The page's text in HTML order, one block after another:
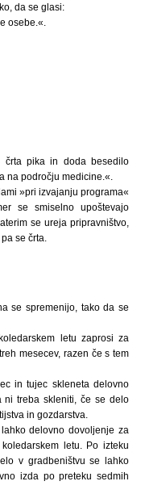
da se glasi:
osebe.«.
črta pika in doda besedilo
na področju medicine.«.
»pri izvajanju programa«
se smiselno upoštevajo
se ureja pripravništvo,
se črta.
se spremenijo, tako da se
letu zaprosi za
mesecev, razen če s tem
in tujec skleneta delovno
ni treba skleniti, če se delo
in gozdarstva.
delovno dovoljenje za
letu. Po izteku
v gradbeništvu se lahko
izda po preteku sedmih